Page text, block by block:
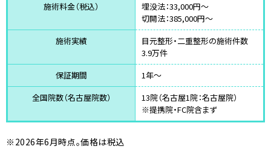
施術料金（税込）
埋没法：33,000円〜
切開法：385,000円〜
施術実績
目元整形・二重整形の施術件数
3.9万件
保証期間
1年～
全国院数（名古屋院数）
13院（名古屋1院：名古屋院）
※提携院・FC院含まず
※2026年6月時点。価格は税込